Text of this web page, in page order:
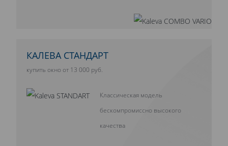
КАЛЕВА СТАНДАРТ
купить окно от 13 000 руб.
Классическая модель
бескомпромиссно высокого
качества